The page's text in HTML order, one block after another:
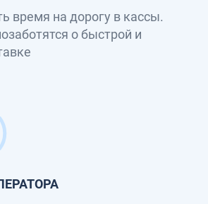
время на дорогу в кассы.
о быстрой и